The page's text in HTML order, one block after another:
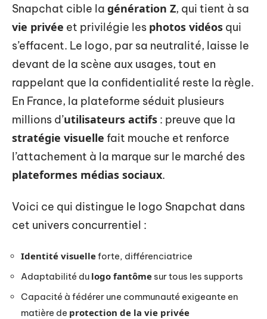
Snapchat cible la génération Z, qui tient à sa
vie privée et privilégie les photos vidéos qui
s’effacent. Le logo, par sa neutralité, laisse le
devant de la scène aux usages, tout en
rappelant que la confidentialité reste la règle.
En France, la plateforme séduit plusieurs
millions d’utilisateurs actifs : preuve que la
stratégie visuelle fait mouche et renforce
l’attachement à la marque sur le marché des
plateformes médias sociaux.
Voici ce qui distingue le logo Snapchat dans
cet univers concurrentiel :
Identité visuelleforte, différenciatrice
Adaptabilité du logo fantôme sur tous les supports
Capacité à fédérer une communauté exigeante en
matière de protection de la vie privée